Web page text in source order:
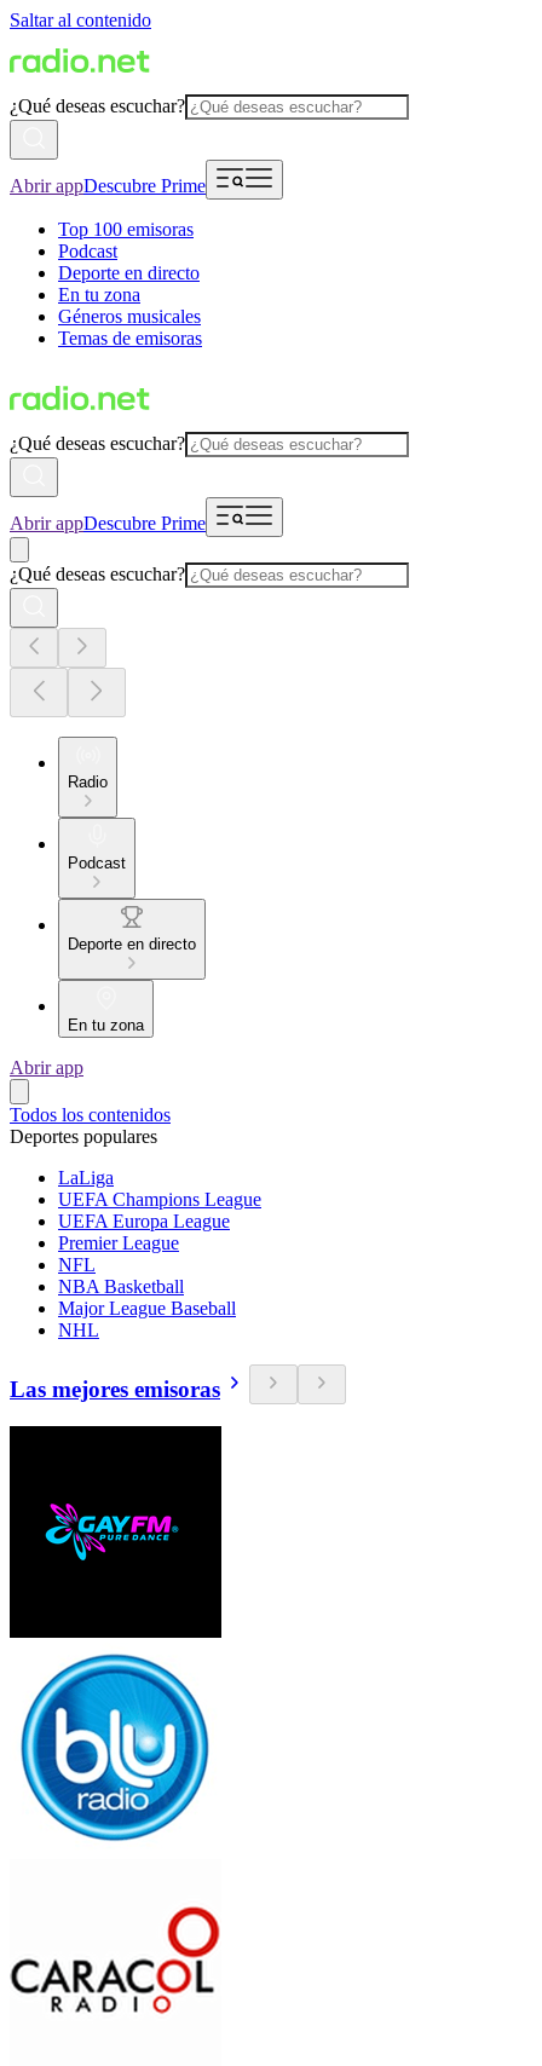
Saltar al contenido
¿Qué deseas escuchar?
Abrir appDescubre Prime
Top 100 emisoras
Podcast
Deporte en directo
En tu zona
Géneros musicales
Temas de emisoras
¿Qué deseas escuchar?
Abrir appDescubre Prime
¿Qué deseas escuchar?
Radio
Podcast
Deporte en directo
En tu zona
Abrir app
Todos los contenidos
Deportes populares
LaLiga
UEFA Champions League
UEFA Europa League
Premier League
NFL
NBA Basketball
Major League Baseball
NHL
Las mejores emisoras